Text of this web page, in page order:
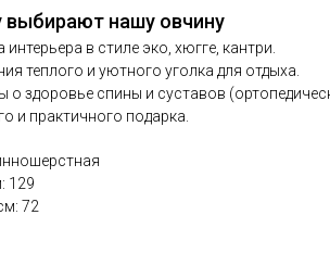
выбирают нашу овчину
интерьера в стиле эко, хюгге, кантри.
теплого и уютного уголка для отдыха.
о здоровье спины и суставов
и практичного подарка.
129
72